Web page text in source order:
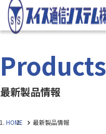
Products
最新製品情報
HOME 最新製品情報